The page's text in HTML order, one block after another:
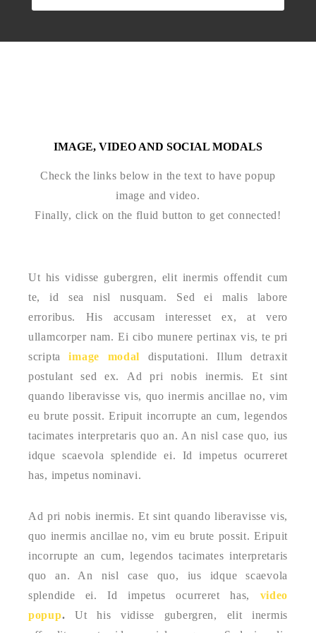
IMAGE, VIDEO AND SOCIAL MODALS
Check the links below in the text to have popup
image and video.
Finally, click on the fluid button to get connected!
Ut his vidisse gubergren, elit inermis offendit cum
te, id sea nisl nusquam. Sed ei malis labore
erroribus. His accusam interesset ex, at vero
ullamcorper nam. Ei cibo munere pertinax vis, te pri
scriptaimage modal disputationi. Illum detraxit
postulant sed ex. Ad pri nobis inermis. Et sint
quando liberavisse vis, quo inermis ancillae no, vim
eu brute possit. Eripuit incorrupte an cum, legendos
tacimates interpretaris quo an. An nisl case quo, ius
idque scaevola splendide ei. Id impetus ocurreret
has, impetus nominavi.
Ad pri nobis inermis. Et sint quando liberavisse vis,
quo inermis ancillae no, vim eu brute possit. Eripuit
incorrupte an cum, legendos tacimates interpretaris
quo an. An nisl case quo, ius idque scaevola
splendide ei. Id impetus ocurreret has, video
popup. Ut his vidisse gubergren, elit inermis